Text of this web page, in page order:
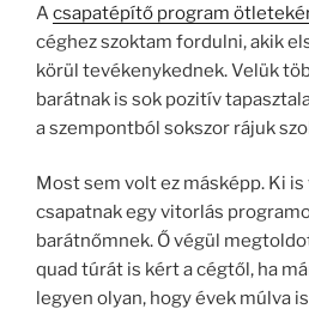
A csapatépítő program
céghez szoktam fordulni, akik
körül tevékenykednek. Velük
barátnak is sok pozitív
a szempontból sokszor rájuk
Most sem volt ez másképp. Ki
csapatnak egy vitorlás
barátnőmnek. Ő végül
quad túrát is kért a cégtől, ha
legyen olyan, hogy évek múlva